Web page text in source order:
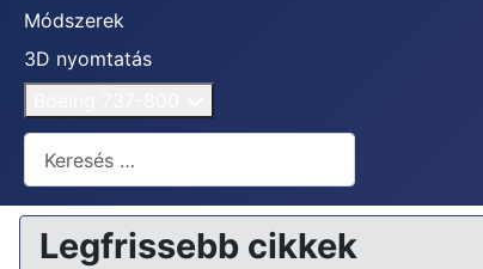
Módszerek
3D nyomtatás
Keresés...
Legfrissebb cikkek